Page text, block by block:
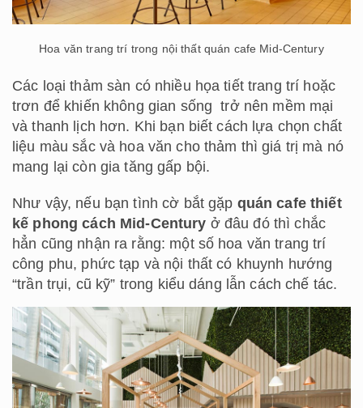
Hoa văn trang trí trong nội thất quán cafe Mid-Century
Các loại thảm sàn có nhiều họa tiết trang trí hoặc
trơn để khiến không gian sống trở nên mềm mại
và thanh lịch hơn. Khi bạn biết cách lựa chọn chất
liệu màu sắc và hoa văn cho thảm thì giá trị mà nó
mang lại còn gia tăng gấp bội.
Như vậy, nếu bạn tình cờ bắt gặp quán cafe thiết
kế phong cách Mid-Century ở đâu đó thì chắc
hẳn cũng nhận ra rằng: một số hoa văn trang trí
công phu, phức tạp và nội thất có khuynh hướng
“trần trụi, cũ kỹ” trong kiểu dáng lẫn cách chế tác.